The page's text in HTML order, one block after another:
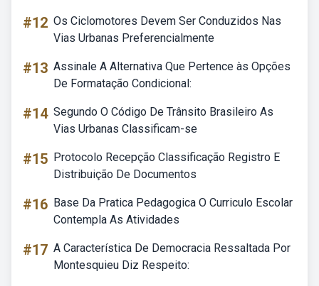
#12 Os Ciclomotores Devem Ser Conduzidos Nas
Vias Urbanas Preferencialmente
#13 Assinale A Alternativa Que Pertence às Opções
De Formatação Condicional:
#14 Segundo O Código De Trânsito Brasileiro As
Vias Urbanas Classificam-se
#15 Protocolo Recepção Classificação Registro E
Distribuição De Documentos
#16 Base Da Pratica Pedagogica O Curriculo Escolar
Contempla As Atividades
#17 A Característica De Democracia Ressaltada Por
Montesquieu Diz Respeito: